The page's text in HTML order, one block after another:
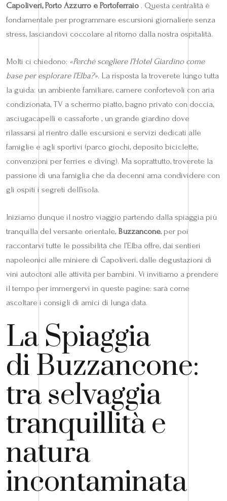
Capoliveri, Porto Azzurro e Portoferraio . Questa centralità è
fondamentale per programmare escursioni giornaliere senza
stress, lasciandovi coccolare al ritorno dalla nostra ospitalità.
Molti ci chiedono: «Perché scegliere l’Hotel Giardino come
base per esplorare l’Elba?». La risposta la troverete lungo tutta
la guida: un ambiente familiare, camere confortevoli con aria
condizionata, TV a schermo piatto, bagno privato con doccia,
asciugacapelli e cassaforte , un grande giardino dove
rilassarsi al rientro dalle escursioni e servizi dedicati alle
famiglie e agli sportivi (parco giochi, deposito biciclette,
convenzioni per ferries e diving). Ma soprattutto, troverete la
passione di una famiglia che da decenni ama condividere con
gli ospiti i segreti dell’isola.
Iniziamo dunque il nostro viaggio partendo dalla spiaggia più
tranquilla del versante orientale, Buzzancone, per poi
raccontarvi tutte le possibilità che l’Elba offre, dai sentieri
napoleonici alle miniere di Capoliveri, dalle degustazioni di
vini autoctoni alle attività per bambini. Vi invitiamo a prendere
il tempo per immergervi in queste pagine: sarà come
ascoltare i consigli di amici di lunga data.
La Spiaggia
di Buzzancone:
tra selvaggia
tranquillità e
natura
incontaminata